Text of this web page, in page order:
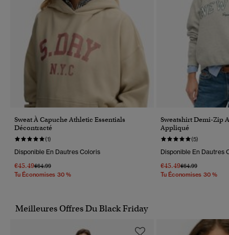
Sweat À Capuche Athletic Essentials
Décontracté
(1)
Disponible En Dautres Coloris
€45.49Prix Réduit De
€64.99À
Tu Économises 30 %
Sweatshirt Demi-Zip
Appliqué
(5)
Disponible En Dautres
€45.49Prix Réduit De
€64.99À
Tu Économises 30 %
Meilleures Offres Du Black Friday